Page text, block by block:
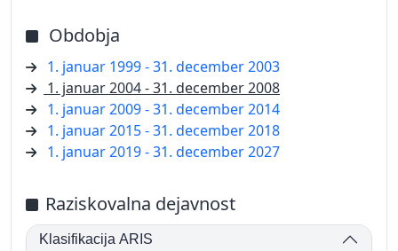
Obdobja
1. januar 1999 - 31. december 2003
1. januar 2004 - 31. december 2008
1. januar 2009 - 31. december 2014
1. januar 2015 - 31. december 2018
1. januar 2019 - 31. december 2027
Raziskovalna dejavnost
Klasifikacija ARIS